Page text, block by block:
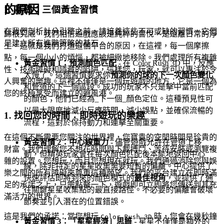
1. 基礎：三個黃金習慣
在我們剖析計分引擎之前，請培養這些不可或缺的習慣。它們
是建立所有進階策略的基石。
黃金習慣 1：預測顏色匹配- 在 Color Rush 3D 中，反應
太慢了。這個習慣要求你預測你的球的下一次顏色變化
和管道的下一個區段。成功的玩家不只是擊中當前匹配
的顏色；他們已經為_下一個_顏色定位。這種預見性可
以最大限度地減少反應時間，減少誤點，並確保流暢的
流程，這對於保持動力和連擊至關重要。
黃金習慣 2：中心線重力- 儘管遊戲允許在管道上移
動，但精英玩家會在每次顏色匹配後本能地返回中心
線，除非特定的星星收集需要短暫的偏離。中心提供了
快速評估即將到來的顏色模式的最佳視角，並提供了通
往關鍵星星收集點的最直接路徑。不必要的偏離會破壞
節奏並引入潛在的位置錯誤。
黃金習慣 3：「星星經濟」思維- 星星不僅僅是額外的
的原因
歸根究底，我們相信遊戲應該是純粹的喜悅，是遠離日常的淨
土。這就是我們打造這個平台的原因，在這裡，每一個摩擦
點，每一個小小的煩惱，都被細緻地移除。我們處理所有複雜
性、技術障礙和隱藏的陷阱，這樣您，玩家，就可以專注於令
人興奮的樂趣。這裡不僅僅是一個玩遊戲的地方；它是一個為
您的終極享受而建立的避風港。
1. 找回您的時間：即時遊玩的樂趣
在這個不斷需要您關注的世界裡，您寶貴的空閒時間是珍貴的
財富。我們理解您不想花時間與下載搏鬥、等待安裝或瀏覽複
雜的設置。您想玩，而且您想現在就玩。我們通過消除您與娛
樂之間的所有障礙來尊重這種願望。我們的平台建立在即時滿
足的承諾之上，只需點擊一下，遊戲即可立即將您傳送到其充
滿活力的世界。
這是我們的承諾：當您想玩Color Rush 3D時，您會在幾秒鐘